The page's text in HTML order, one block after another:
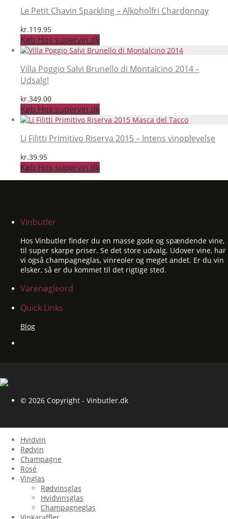
Le Petit Chavin Sparkling – Alkoholfri Chardonnay
kr.119.95
Køb Hos supervin.dk
Villa Poggio Salvi Brunello di Montalcino 2014 –
Udsalg!
kr.349.00
Køb Hos supervin.dk
Li Filitti Primitivo Riserva 2015 – Intens vinoplevelse
kr.39.95
Køb Hos supervin.dk
Vinbutler
Hos Vinbutler finder du en masse gode og spændende vine,
til super skarpe priser. Se det store udvalg. Udover vine, har
vi også champagneglas, vinreoler og meget andet. Er du vin
elsker, så er du kommet til det rigtige sted.
Varenøgleord
Quick Links
Blog
© 2026 Copyright - Vinbutler.dk
Hvidvin
Rødvin
Champagne
Rosé
Vinglas
Rødvinsglas
Hvidvinsglas
Champagneglas